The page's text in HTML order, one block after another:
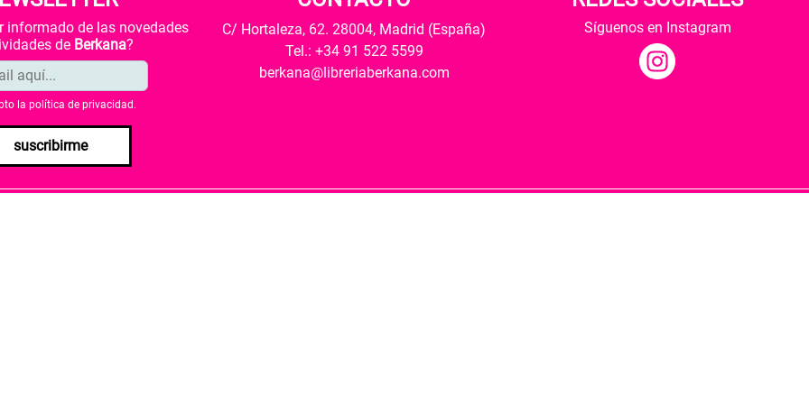
informado de las novedades
de Berkana?
la política de privacidad .
suscribirme
C/ Hortaleza, 62. 28004, Madrid (España)
Tel.: +34 91 522 5599
berkana@libreriaberkana.com
Síguenos en Instagram